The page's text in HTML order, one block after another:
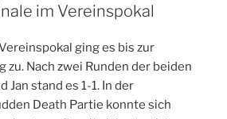
im Vereinspokal
ging es bis zur
zu. Nach zwei Runden der beiden
Jan stand es 1-1. In der
Death Partie konnte sich